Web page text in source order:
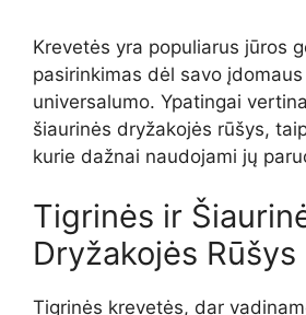
Krevetės yra populiarus jūros
pasirinkimas dėl savo
universalumo. Ypatingai
šiaurinės dryžakojės rūšys,
kurie dažnai naudojami jų
Tigrinės ir
Dryžakojės Rūšys
Tigrinės krevetės, dar